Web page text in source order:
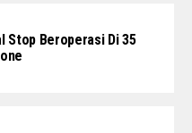
Stop Beroperasi Di 35